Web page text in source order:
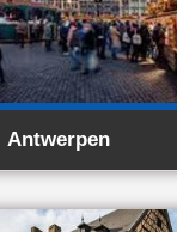
Antwerpen